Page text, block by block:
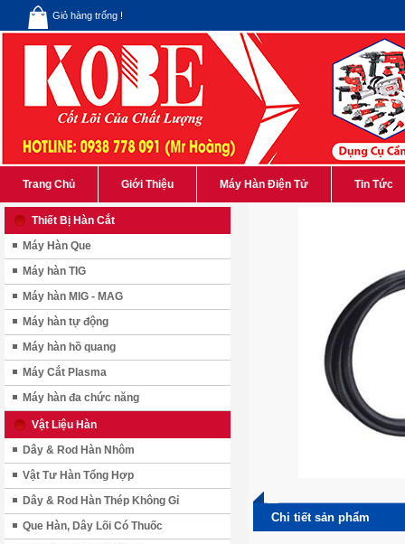
Giỏ hàng trống !
Trang Chủ Giới Thiệu Máy Hàn Điện Tử Tin Tức
Thiết Bị Hàn Cắt
Máy Hàn Que
Máy hàn TIG
Máy hàn MIG - MAG
Máy hàn tự động
Máy hàn hồ quang
Máy Cắt Plasma
Máy hàn đa chức năng
Vật Liệu Hàn
Dây & Rod Hàn Nhôm
Vật Tư Hàn Tổng Hợp
Dây & Rod Hàn Thép Không Gỉ
Que Hàn, Dây Lõi Có Thuốc
Chi tiết sản phẩm